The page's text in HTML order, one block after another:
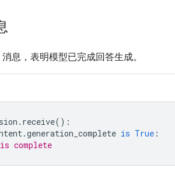
消息，表明模型已完成回答生成。
. receive():
.generation_complete is True :
complete